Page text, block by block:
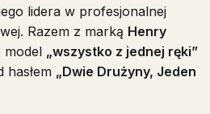
lidera w profesjonalnej
Razem z marką Henry
model „wszystko z jednej ręki”
hasłem „Dwie Drużyny, Jeden